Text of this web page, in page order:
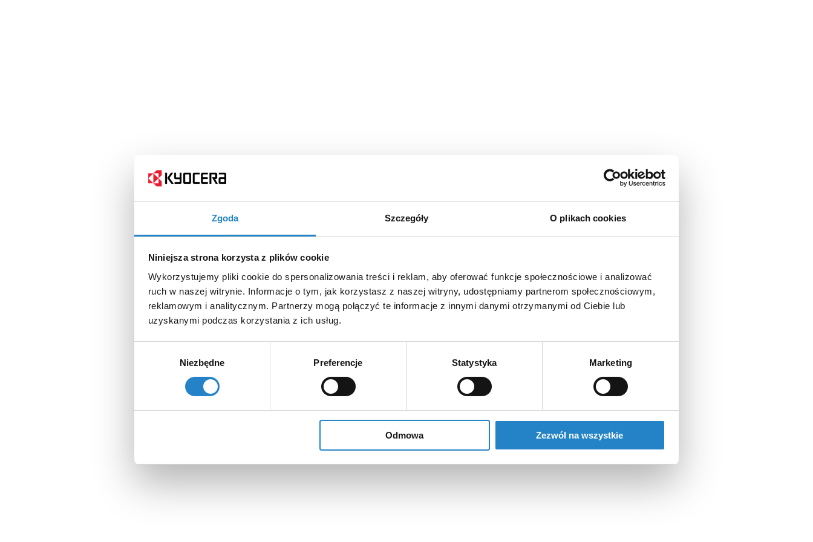
Zgoda Szczegóły O plikach cookies
Niniejsza strona korzysta z plików cookie
Wykorzystujemy pliki cookie do spersonalizowania treści i reklam, aby oferować funkcje społecznościowe i analizować
ruch w naszej witrynie. Informacje o tym, jak korzystasz z naszej witryny, udostępniamy partnerom społecznościowym,
reklamowym i analitycznym. Partnerzy mogą połączyć te informacje z innymi danymi otrzymanymi od Ciebie lub
uzyskanymi podczas korzystania z ich usług.
Niezbędne Preferencje Statystyka Marketing
Odmowa Zezwól na wszystkie